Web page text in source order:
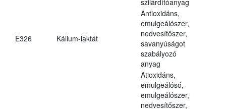
E326 Kálium-laktát
Antioxidáns,
emulgeálószer,
nedvesítőszer,
savanyúságot
szabályozó
anyag
Atioxidáns,
emulgeálósó,
emulgeálószer,
nedvesítőszer,